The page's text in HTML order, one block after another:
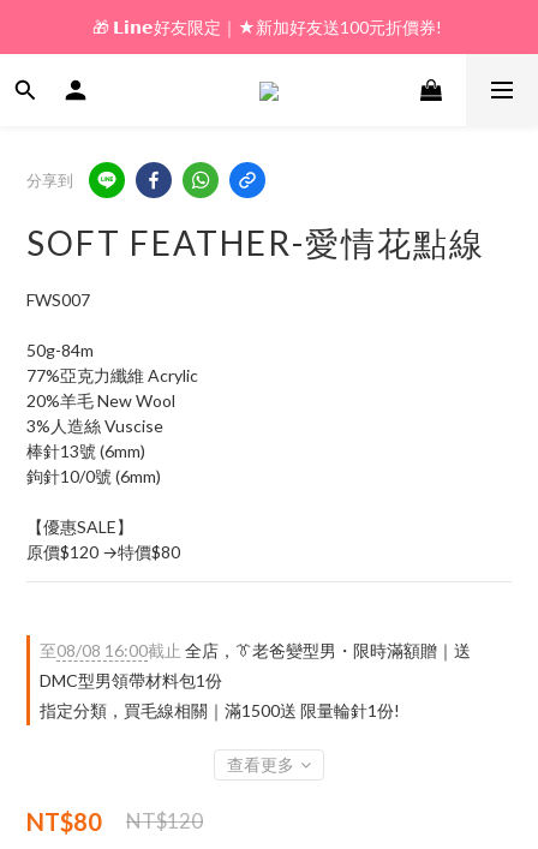
🎁 新好友購物金｜★加入新會員領券送100元!
🎁 𝗟𝗶𝗻𝗲好友限定｜★新加好友送100元折價券!
🎁 新好友購物金｜★加入新會員領券送100元!
分享到
SOFT FEATHER-愛情花點線
FWS007
50g-84m
77%亞克力纖維 Acrylic
20%羊毛 New Wool
3%人造絲 Vuscise
棒針13號 (6mm)
鉤針10/0號 (6mm)
【優惠SALE】
原價$120 →特價$80
至08/08 16:00截止 全店，👔老爸變型男・限時滿額贈｜送
DMC型男領帶材料包1份
指定分類，買毛線相關｜滿1500送 限量輪針1份!
查看更多
NT$80 NT$120